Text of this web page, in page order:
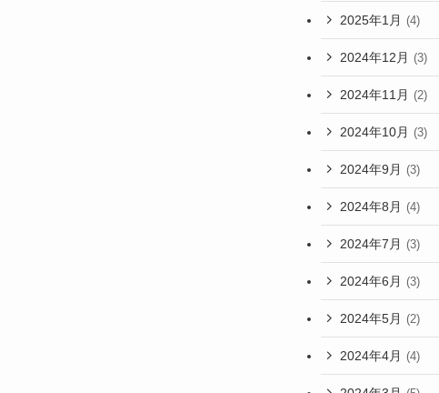
2025年1月 (4)
2024年12月 (3)
2024年11月 (2)
2024年10月 (3)
2024年9月 (3)
2024年8月 (4)
2024年7月 (3)
2024年6月 (3)
2024年5月 (2)
2024年4月 (4)